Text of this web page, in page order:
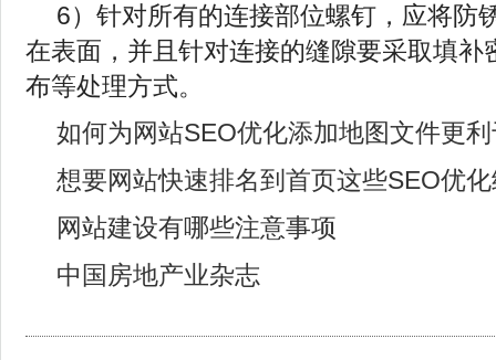
6）针对所有的连接部位螺钉，应将防
在表面，并且针对连接的缝隙要采取填补
布等处理方式。
如何为网站SEO优化添加地图文件更
想要网站快速排名到首页这些SEO优
网站建设有哪些注意事项
中国房地产业杂志